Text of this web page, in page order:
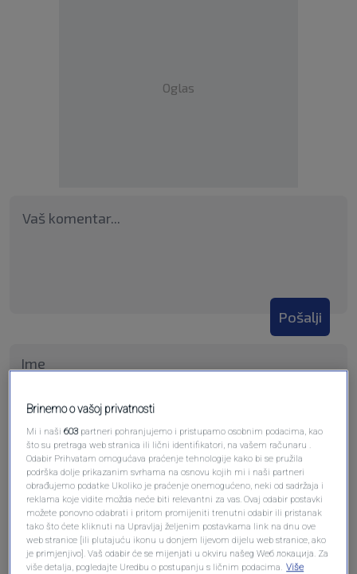
Oglas
Pošalji
Pošalji komentar
Brinemo o vašoj privatnosti
Mi i naši603 partneri pohranjujemo i pristupamo osobnim podacima, kao
što su pretraga web stranica ili lični identifikatori, na vašem računaru .
Odabir Prihvatam omogućava praćenje tehnologije kako bi se pružila
podrška dolje prikazanim svrhama na osnovu kojih mi i naši partneri
obrađujemo podatke Ukoliko je praćenje onemogućeno, neki od sadržaja i
reklama koje vidite možda neće biti relevantni za vas. Ovaj odabir postavki
možete ponovno odabrati i pritom promijeniti trenutni odabir ili pristanak
tako što ćete kliknuti na Upravljaj željenim postavkama link na dnu ove
web stranice [ili plutajuću ikonu u donjem lijevom dijelu web stranice, ako
je primjenjivo]. Vaš odabir će se mijenjati u okviru našeg Wеб локација. Za
više detalja, pogledajte Uredbu o postupanju s ličnim podacima. Više